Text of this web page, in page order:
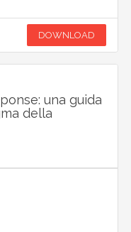
DOWNLOAD
una guida
della